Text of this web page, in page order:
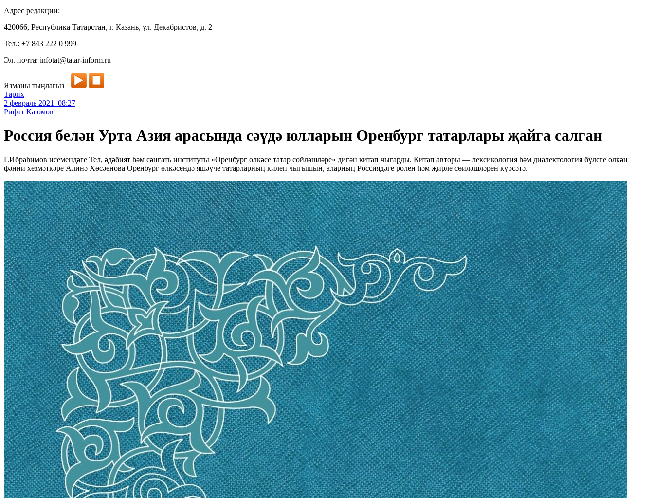
Адрес редакции:
420066, Республика Татарстан, г. Казань, ул. Декабристов, д. 2
Тел.: +7 843 222 0 999
Эл. почта: infotat@tatar-inform.ru
Язманы тыңлагыз
Тарих
2 февраль 2021 08:27
Рифат Каюмов
Россия белән Урта Азия арасында сәүдә юлларын Оренбург татарлары җайга салган
Г.Ибраһимов исемендәге Тел, әдәбият һәм сәнгать институты «Оренбург өлкәсе татар сөйләшләре» дигән китап чыгарды. Китап авторы — лексикология һәм диалектология бүлеге өлкән
фәнни хезмәткәре Алинә Хөсәенова Оренбург өлкәсендә яшәүче татарларның килеп чыгышын, аларның Россиядәге ролен һәм җирле сөйләшләрен күрсәтә.